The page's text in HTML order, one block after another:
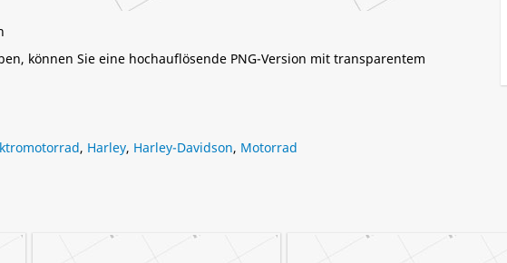
können Sie eine hochauflösende PNG-Version mit transparentem
, Harley, Harley-Davidson, Motorrad